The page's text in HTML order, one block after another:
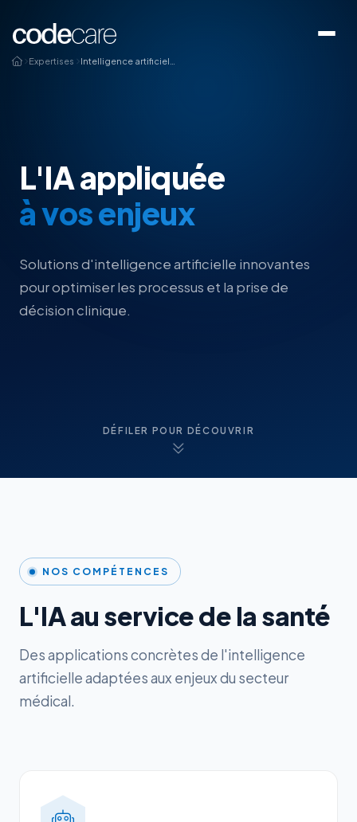
Expertises
L'IA appliquée
à vos enjeux
Solutions d'intelligence artificielle innovantes
pour optimiser les processus et la prise de
décision clinique.
DÉFILER POUR DÉCOUVRIR
NOS COMPÉTENCES
L'IA au service de la santé
Des applications concrètes de l'intelligence
artificielle adaptées aux enjeux du secteur
médical.